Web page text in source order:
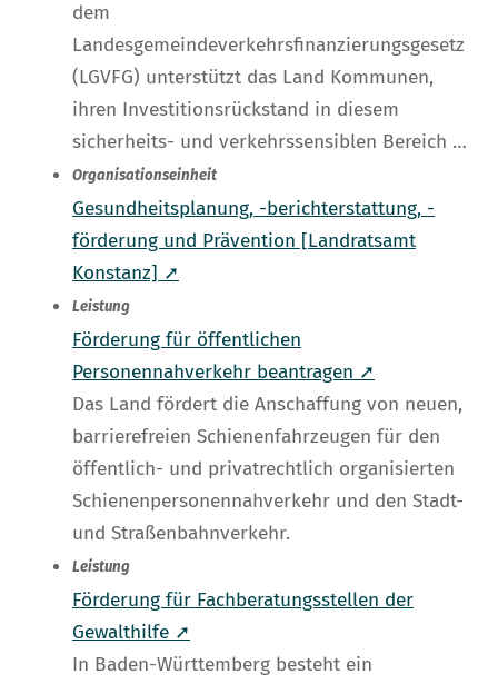
dem
Landesgemeindeverkehrsfinanzierungsgesetz
(LGVFG) unterstützt das Land Kommunen,
ihren Investitionsrückstand in diesem
sicherheits- und verkehrssensiblen Bereich …
Organisationseinheit
Gesundheitsplanung, -berichterstattung, -
förderung und Prävention [Landratsamt
Konstanz] ➚
Leistung
Förderung für öffentlichen
Personennahverkehr beantragen ➚
Das Land fördert die Anschaffung von neuen,
barrierefreien Schienenfahrzeugen für den
öffentlich- und privatrechtlich organisierten
Schienenpersonennahverkehr und den Stadt-
und Straßenbahnverkehr.
Leistung
Förderung für Fachberatungsstellen der
Gewalthilfe ➚
In Baden-Württemberg besteht ein